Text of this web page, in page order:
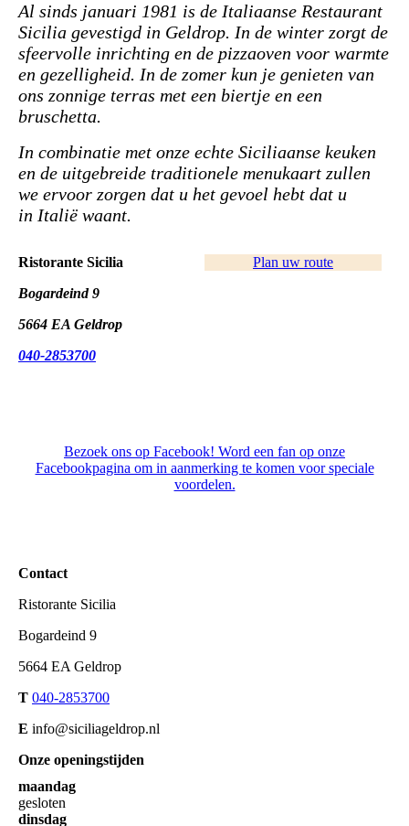
Al sinds januari 1981 is de Italiaanse Restaurant
Sicilia gevestigd in Geldrop. In de winter zorgt de
sfeervolle inrichting en de pizzaoven voor warmte
en gezelligheid. In de zomer kun je genieten van
ons zonnige terras met een biertje en een
bruschetta.
In combinatie met onze echte Siciliaanse keuken
en de uitgebreide traditionele menukaart zullen
we ervoor zorgen dat u het gevoel hebt dat u
in Italië waant.
Ristorante Sicilia
Bogardeind 9
5664 EA Geldrop
040-2853700
Plan uw route
Bezoek ons op Facebook! Word een fan op onze
Facebookpagina om in aanmerking te komen voor speciale
voordelen.
Contact
Ristorante Sicilia
Bogardeind 9
5664 EA Geldrop
T 040-2853700
E info@siciliageldrop.nl
Onze openingstijden
maandag
gesloten
dinsdag